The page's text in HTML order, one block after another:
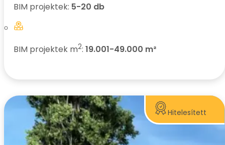
BIM projektek: 5-20 db
BIM projektek m2:19.001-49.000 m²
Hitelesített